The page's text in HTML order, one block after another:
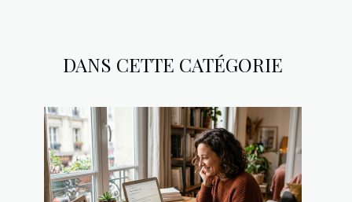
DANS CETTE CATÉGORIE